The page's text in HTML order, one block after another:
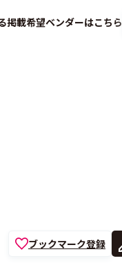
掲載希望ベンダーはこちら
ブックマーク登録